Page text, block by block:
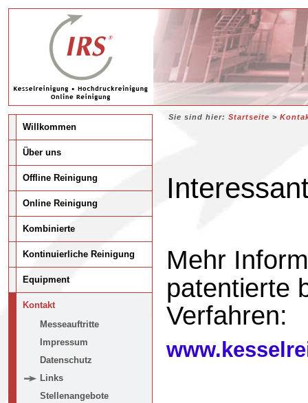
Sie sind hier: Startseite >
Willkommen
Über uns
Offline Reinigung
Online Reinigung
Kombinierte
Kontinuierliche Reinigung
Equipment
Kontakt
Messeauftritte
Impressum
Datenschutz
Links
Stellenangebote
Mehr
patentierte
Verfahren: